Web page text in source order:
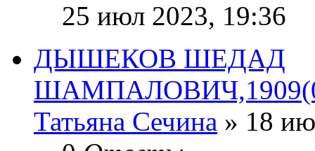
25 июл 2023, 19:36
ДЫШЕКОВ ШЕДАД
Татьяна Сечина » 18